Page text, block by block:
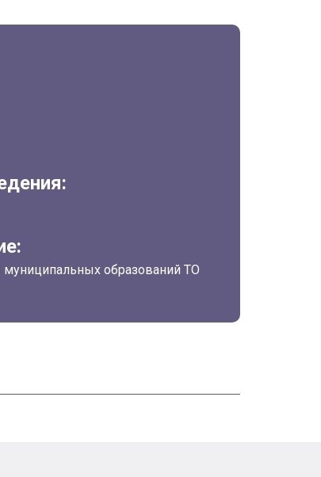
образований ТО